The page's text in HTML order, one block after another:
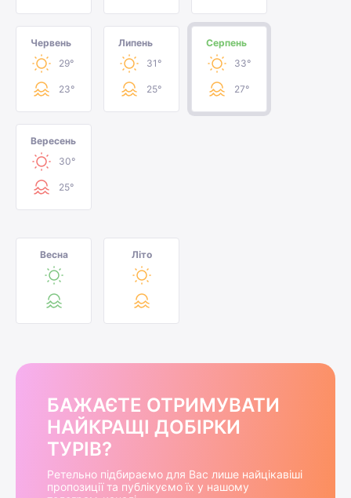
Червень
29°
23°
Липень
31°
25°
Серпень
33°
27°
Вересень
30°
25°
Весна Літо
БАЖАЄТЕ ОТРИМУВАТИ
НАЙКРАЩІ ДОБІРКИ
ТУРІВ?
Ретельно підбираємо для Вас лише найцікавіші
пропозиції та публікуємо їх у нашому